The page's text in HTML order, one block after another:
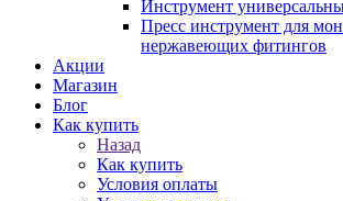
Инструмент
Пресс инструмент для
нержавеющих фитингов
Акции
Магазин
Блог
Как купить
Назад
Как купить
Условия оплаты